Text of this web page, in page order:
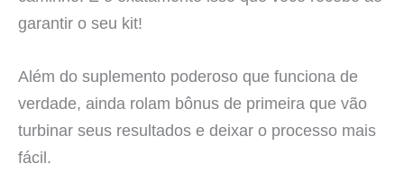
garantir o seu kit!
Além do suplemento poderoso que funciona de
verdade, ainda rolam bônus de primeira que vão
turbinar seus resultados e deixar o processo mais
fácil.